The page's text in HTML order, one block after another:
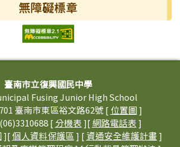
無障礙標章
臺南市立復興國民中學
Fusing Junior High School
臺南市東區裕文路62號 [ 位置圖]
[分機表][網路電話表]
][個人資料保護區] [資通安全維護計畫]